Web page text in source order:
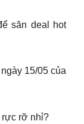
săn deal hot
15/05 của
rực rỡ nhỉ?